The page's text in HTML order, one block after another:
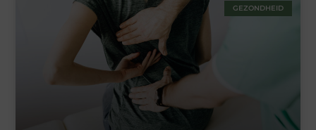
GEZONDHEID